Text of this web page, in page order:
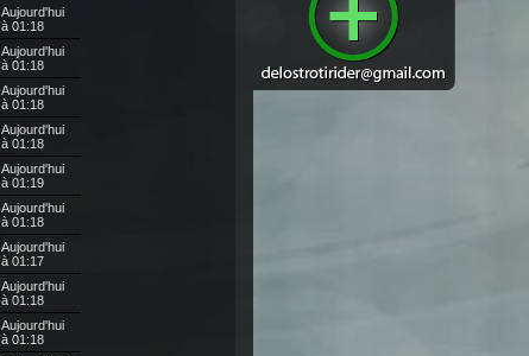
Aujourd'hui
à 01:18
Aujourd'hui
à 01:18
Aujourd'hui
à 01:18
Aujourd'hui
à 01:18
Aujourd'hui
à 01:19
Aujourd'hui
à 01:18
Aujourd'hui
à 01:17
Aujourd'hui
à 01:18
Aujourd'hui
à 01:18